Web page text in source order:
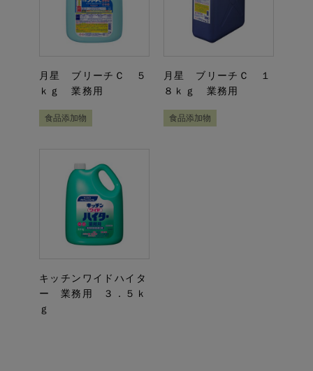
月星 ブリーチＣ ５
ｋｇ 業務用
食品添加物
月星 ブリーチＣ １
８ｋｇ 業務用
食品添加物
キッチンワイドハイタ
ー 業務用 ３．５ｋ
ｇ